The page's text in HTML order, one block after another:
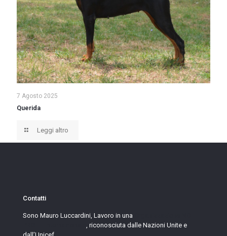
7 Agosto 2025
Querida
Leggi altro
Contatti
Sono Mauro Luccardini, Lavoro in una
, riconosciuta dalle Nazioni Unite e